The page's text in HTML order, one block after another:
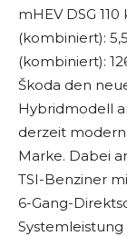
mHEV DSG
(kombiniert):
(kombiniert):
Škoda den
Hybridmodell
derzeit
Marke. Dabei
TSI-Benziner
6-Gang-
Systemleistung